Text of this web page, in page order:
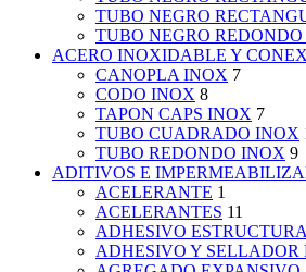
TUBO NEGRO
TUBO NEGRO
ACERO INOXIDABLE Y
CANOPLA INOX 7
CODO INOX 8
TAPON CAPS INOX 7
TUBO CUADRADO INOX
TUBO REDONDO INOX 9
ADITIVOS E
ACELERANTE 1
ACELERANTES 11
ADHESIVO
ADHESIVO Y SELLADOR